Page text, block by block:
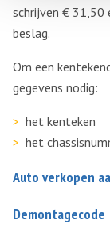
schrijven € 31,50
beslag.
Om een
gegevens nodig:
het kenteken
het
Auto verkopen
Demontagecode